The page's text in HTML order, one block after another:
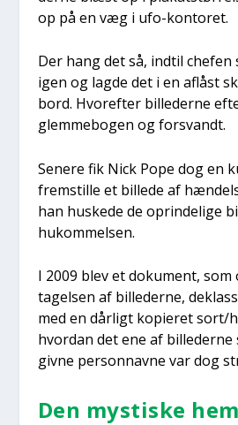
op på en væg i ufo-kon­to­ret.
Der hang det så, ind­til che­fen
igen og lag­de det i en aflåst
bord. Hvor­ef­ter bil­le­der­ne
glem­me­bo­gen og for­svandt.
Sene­re fik Nick Pope dog en
frem­stil­le et bil­le­de af
han huske­de de oprin­de­li­ge
hukom­mel­sen.
I 2009 blev et doku­ment,
ta­gel­sen af bil­le­der­ne,
med en dår­ligt kopi­e­ret sort/
hvor­dan det ene af bil­le­der­ne
giv­ne per­son­nav­ne var dog
Den mysti­ske